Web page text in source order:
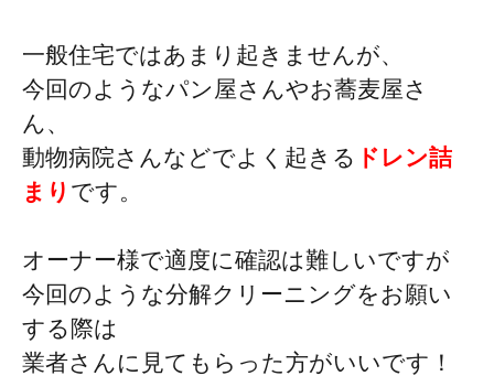
一般住宅ではあまり起きませんが、
今回のようなパン屋さんやお蕎麦屋さ
ん、
動物病院さんなどでよく起きる ドレン詰
まり です。
オーナー様で適度に確認は難しいですが
今回のような分解クリーニングをお願い
する際は
業者さんに見てもらった方がいいです！